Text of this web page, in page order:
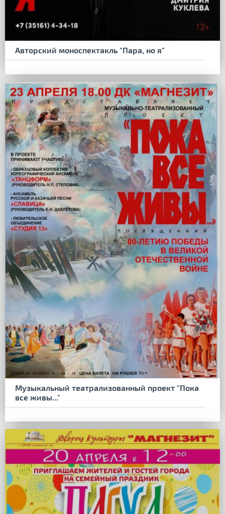
Авторский моноспектакль "Пара, но я"
Музыкальный театрализованный проект "Пока
все живы..."